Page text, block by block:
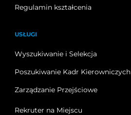
Regulamin kształcenia
USŁUGI
Wyszukiwanie i Selekcja
Poszukiwanie Kadr Kierowniczych
Zarządzanie Przejściowe
Rekruter na Miejscu